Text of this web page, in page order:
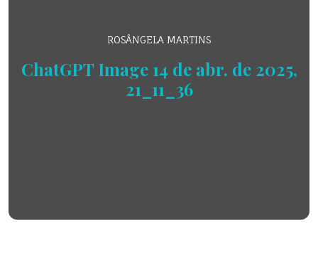
ROSÂNGELA MARTINS
ChatGPT Image 14 de abr. de 2025,
21_11_36